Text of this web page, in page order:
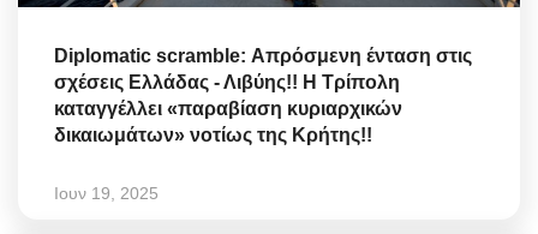
Diplomatic scramble: Απρόσμενη ένταση στις
σχέσεις Ελλάδας - Λιβύης!! Η Τρίπολη
καταγγέλλει «παραβίαση κυριαρχικών
δικαιωμάτων» νοτίως της Κρήτης!!
Ιουν 19, 2025